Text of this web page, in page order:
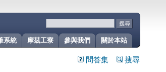
關於本站
參與我們
摩茲工寮
系統
問答集 搜尋